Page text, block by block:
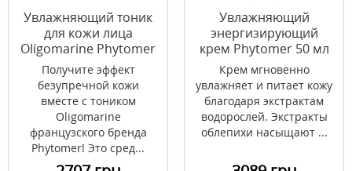
Увлажняющий тоник
для кожи лица
Oligomarine Phytomer
250 мл
Получите эффект
безупречной кожи
вместе с тоником
Oligomarine
французского бренда
Phytomer! Это сред...
Увлажняющий
энергизирующий
крем Phytomer 50 мл
Крем мгновенно
увлажняет и питает кожу
благодаря экстрактам
водорослей. Экстракты
облепихи насыщают ...